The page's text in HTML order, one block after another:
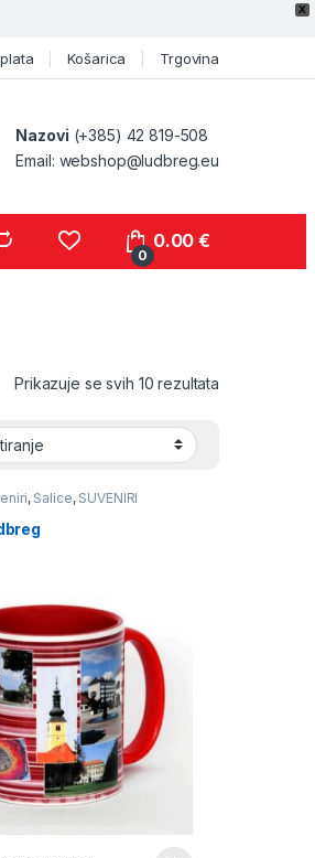
X
Košarica Trgovina
Nazovi (+385) 42 819-508
Email: webshop@ludbreg.eu
0
0.00€
Prikazuje se svih 10 rezultata
, Šalice, SUVENIRI